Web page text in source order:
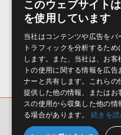
表示順
GOLDEN
このウェブサイト
を使用しています
当社はコンテンツや広告をパ
トラフィックを分析するた
します。また、当社は、お客
トの使用に関する情報を広告
ナーと共有します。これらの
提供した他の情報、またはお
スの使用から収集した他の情
る場合があります。
続きを